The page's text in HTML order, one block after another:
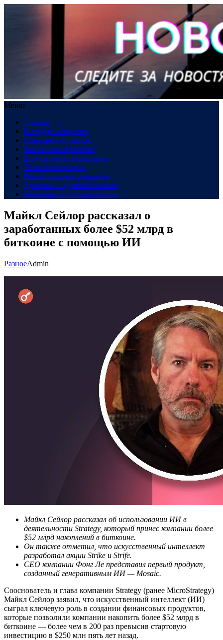
Меню
Главная
В сердце общества
Созидание и рынок
Финансовый компас
В пути: все о транспорте
Техно-революция
Рынок жилья в динамике
Здоровье под микроскопом
Инновации и возможности
Майкл Сейлор рассказал о
заработанных более $52 млрд в
биткоине с помощью ИИ
РазноеAdmin
Майкл Сейлор рассказал об использовании ИИ в
деятельности Strategy, который принес компании более
$52 млрд накоплений в биткоине.
Он также отметил, что искусственный интеллект
разработал акции Strike и Strife.
СЕО компании Фонг Ле представил первый продукт,
созданный генеративным ИИ — Mosaic.
Сооснователь и глава компании Strategy (ранее MicroStrategy)
Майкл Сейлор заявил, что искусственный интеллект (ИИ)
сыграл ключевую роль в создании финансовых продуктов,
которые позволили компании накопить более $52 млрд в
биткоине — более чем в 200 раз превысив стартовую
инвестицию в $250 млн пять лет назад.